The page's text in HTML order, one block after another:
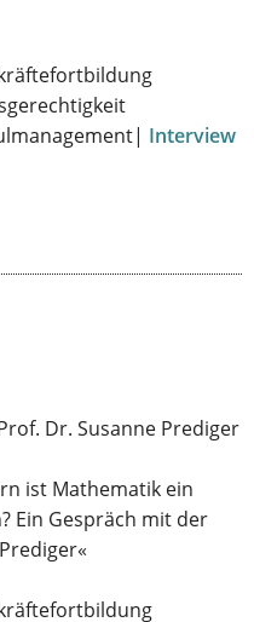
Interview
Dr. Susanne Prediger
ist Mathematik ein
Ein Gespräch mit der